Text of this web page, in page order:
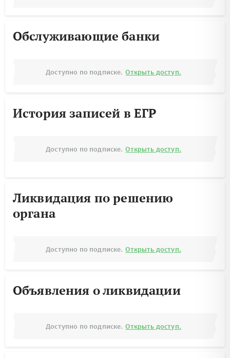
Обслуживающие банки
Доступно по подписке. Открыть доступ.
История записей в ЕГР
Доступно по подписке. Открыть доступ.
Ликвидация по решению
органа
Доступно по подписке. Открыть доступ.
Объявления о ликвидации
Доступно по подписке. Открыть доступ.